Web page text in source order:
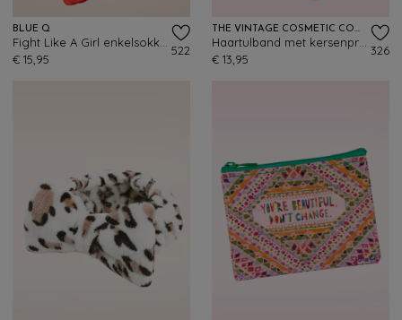
BLUE Q
€ 15,95
522
THE VINTAGE COSMETIC COMPANY
€ 13,95
326